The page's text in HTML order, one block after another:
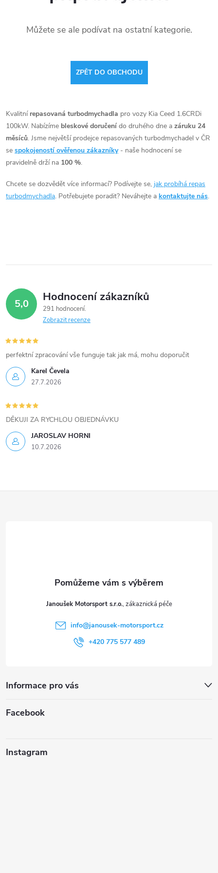
Můžete se ale podívat na ostatní kategorie.
ZPĚT DO OBCHODU
Kvalitní repasovaná turbodmychadla pro vozy Kia Ceed 1.6CRDi
100kW. Nabízíme bleskové doručení do druhého dne a záruku 24
měsíců. Jsme největší prodejce repasovaných turbodmychadel v ČR
se spokojeností ověřenou zákazníky - naše hodnocení se
pravidelně drží na 100 %.
Chcete se dozvědět více informací? Podívejte se, jak probíhá repas
turbodmychadla. Potřebujete poradit? Neváhejte a kontaktujte nás.
5,0 Hodnocení zákazníků
291 hodnocení
Zobrazit recenze
Karel Čevela
27.7.2026
perfektní zpracování vše funguje tak jak má, mohu doporučit
JAROSLAV HORNI
10.7.2026
DĚKUJI ZA RYCHLOU OBJEDNÁVKU
Janoušek Motorsport s.r.o.
info@janousek-motorsport.cz
+420 775 577 489
Informace pro vás
Facebook
Instagram